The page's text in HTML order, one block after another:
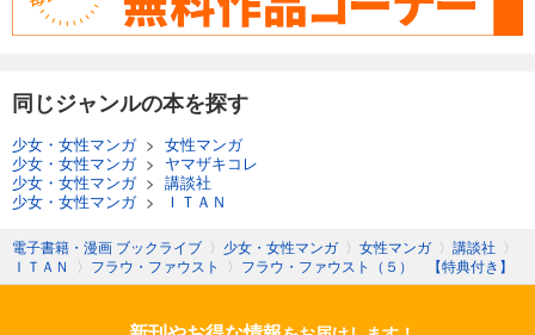
同じジャンルの本を探す
少女・女性マンガ> 女性マンガ
少女・女性マンガ> ヤマザキコレ
少女・女性マンガ> 講談社
少女・女性マンガ> ＩＴＡＮ
電子書籍・漫画 ブックライブ 〉 少女・女性マンガ 〉 女性マンガ 〉 講談社 〉
ＩＴＡＮ
〉 フラウ・ファウスト 〉 フラウ・ファウスト（５） 【特典付き】